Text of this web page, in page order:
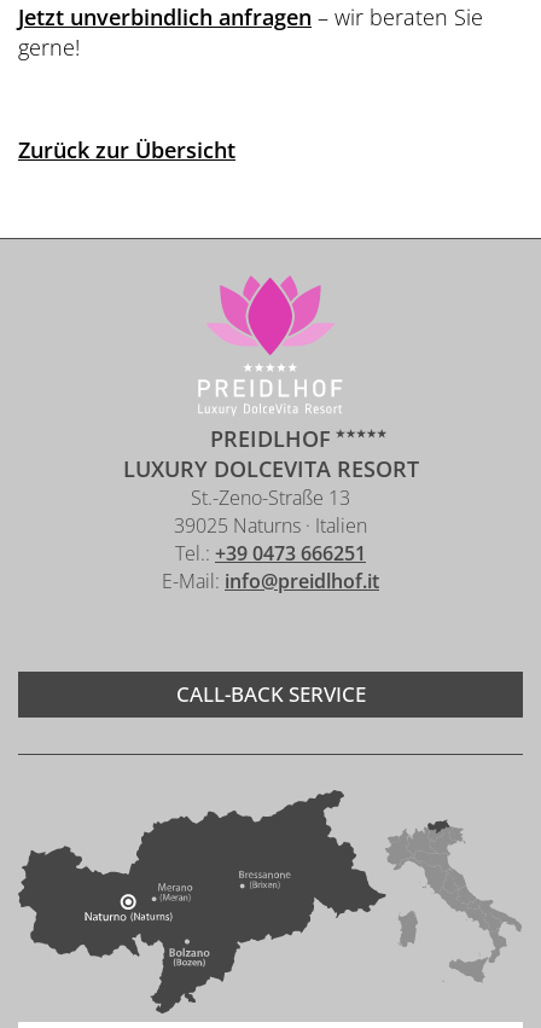
Jetzt unverbindlich anfragen – wir beraten Sie
gerne!
Zurück zur Übersicht
PREIDLHOF
LUXURY DOLCEVITA RESORT
St.-Zeno-Straße 13
39025 Naturns · Italien
Tel.: +39 0473 666251
E-Mail: info@preidlhof.it
CALL-BACK SERVICE